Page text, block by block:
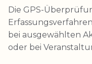
Die GPS-
bei ausgewählten
oder bei